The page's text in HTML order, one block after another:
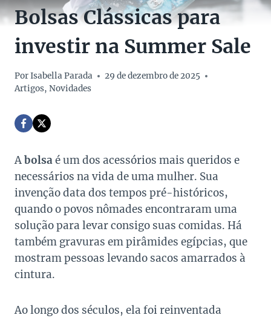
Bolsas Clássicas para
investir na Summer Sale
PorIsabella Parada
29 de dezembro de 2025
Artigos, Novidades
Abolsaé um dos acessórios mais queridos e
necessários na vida de uma mulher. Sua
invenção data dos tempos pré-históricos,
quando o povos nômades encontraram uma
solução para levar consigo suas comidas. Há
também gravuras em pirâmides egípcias, que
mostram pessoas levando sacos amarrados à
cintura.
Ao longo dos séculos, ela foi reinventada